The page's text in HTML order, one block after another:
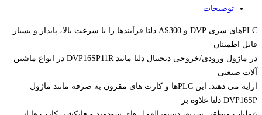
توضیحات
PLCهای سری DVP و AS300 دلتا فرآیندها را با سرعت بالا، پایدار و بسیار
قابل اطمینان
در ماژول ورودی/خروجی دیجیتال دلتا مانند DVP16SP11R در انواع ماشین
آلات صنعتی
ارایه می دهند. این PLCها و کارت های مقرون به صرفه مانند ماژول
DVP16SP دلتا علاوه بر